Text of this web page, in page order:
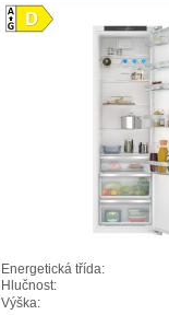
Energetická třída:
Hlučnost:
Výška: